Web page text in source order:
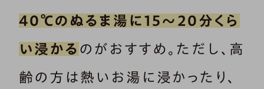
40℃のぬるま湯に15～20分くら
い浸かる のがおすすめ。ただし、高
齢の方は熱いお湯に浸かったり、